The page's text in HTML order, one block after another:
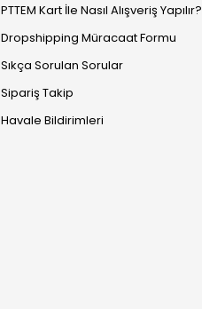
PTTEM Kart İle Nasıl Alışveriş Yapılır?
Dropshipping Müracaat Formu
Sıkça Sorulan Sorular
Sipariş Takip
Havale Bildirimleri